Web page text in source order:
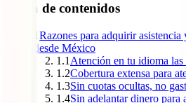
Tabla de contenidos
1Razones para adquirir asistencia
desde México
1.1 Atención en tu idioma las
1.2Cobertura extensa para
1.3Sin cuotas ocultas, no
1.4Sin adelantar dinero para